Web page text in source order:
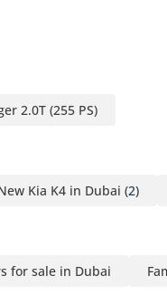
2.0T (255 PS)
Kia K4 in Dubai (2)
for sale in Dubai